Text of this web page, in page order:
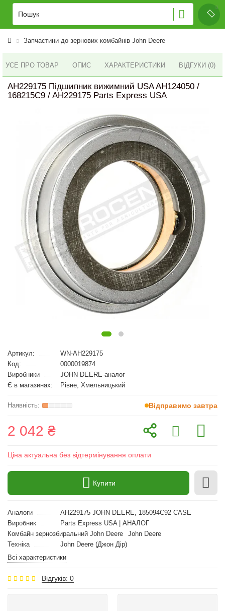
Запчастини до зернових комбайнів John Deere
УСЕ ПРО ТОВАР ОПИС ХАРАКТЕРИСТИКИ ВІДГУКИ (0)
AH229175 Підшипник вижимний USA AH124050 /
168215C9 / AH229175 Parts Express USA
Артикул:
WN-AH229175
Код:
0000019874
Виробники
JOHN DEERE-аналог
Є в магазинах:
Рівне, Хмельницький
Відправимо завтра
2 042 ₴
Ціна актуальна без відтермінування оплати
Купити
Аналоги
AH229175 JOHN DEERE, 185094С92 CASE
Виробник
Parts Express USA | АНАЛОГ
Комбайн зернозбиральний John Deere
John Deere
Техніка
John Deere (Джон Дір)
Всі характеристики
Відгуків: 0